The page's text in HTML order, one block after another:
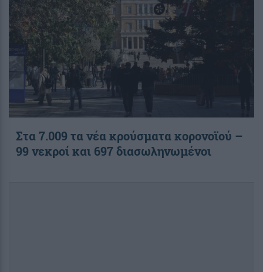
Στα 7.009 τα νέα κρούσματα κορονοϊού –
99 νεκροί και 697 διασωληνωμένοι